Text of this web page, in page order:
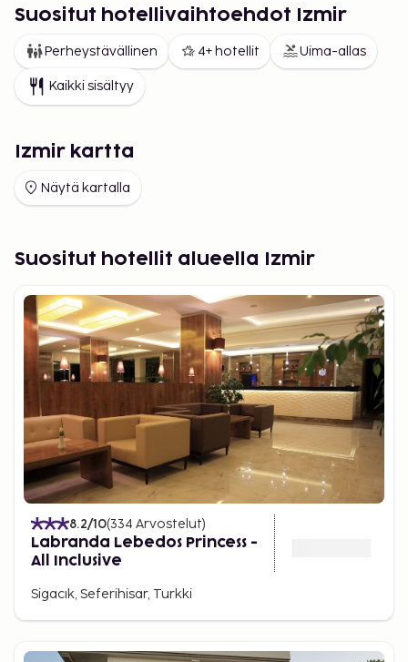
Suositut hotellivaihtoehdot Izmir
Perheystävällinen 4+ hotellit Uima-allas
Kaikki sisältyy
Izmir kartta
Näytä kartalla
Suositut hotellit alueella Izmir
8.2/10(334 Arvostelut)
Labranda Lebedos Princess -
All Inclusive
Sigacık, Seferihisar, Turkki